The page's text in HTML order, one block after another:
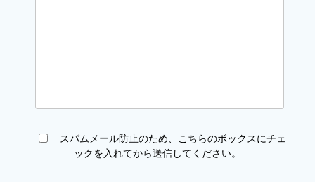
スパムメール防止のため、こちらのボックスにチェ
ックを入れてから送信してください。